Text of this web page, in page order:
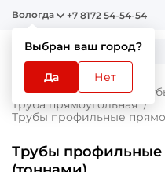
Вологда
Выбран ваш город?
Да Нет
+7 8172 54-54-54
Главная Каталог
Труба прямоугольная
Трубы профильные
Трубы